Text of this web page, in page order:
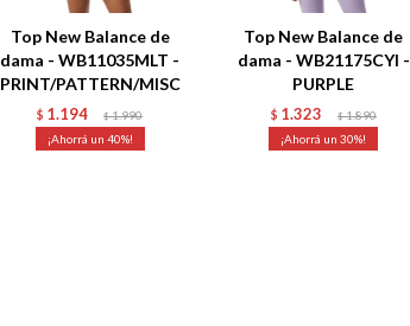
Top New Balance de
dama - WB11035MLT -
PRINT/PATTERN/MISC
$ 1.194 $ 1.990
40
Top New Balance de
dama - WB21175CYI -
PURPLE
$ 1.323 $ 1.890
30